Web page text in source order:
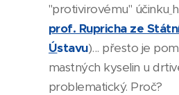
"protivirovému" účinku
prof. Rupricha ze
Ústavu)... přesto je
mastných kyselin u
problematický. Proč?